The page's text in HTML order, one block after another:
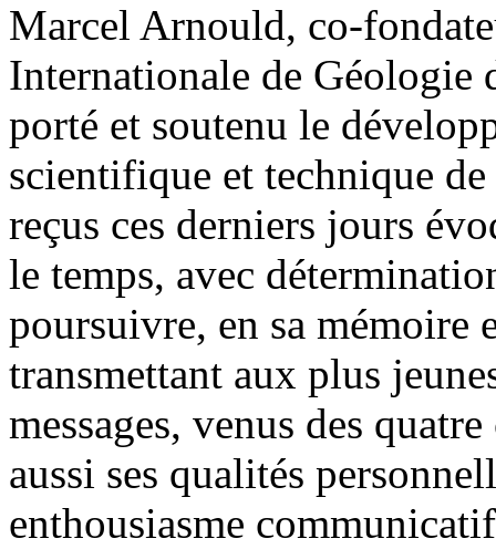
Marcel Arnould, co-
Internationale de Géologie
porté et soutenu le
scientifique et technique de
reçus ces derniers jours
le temps, avec
poursuivre, en sa mémoire
transmettant aux plus
messages, venus des
aussi ses qualités
enthousiasme